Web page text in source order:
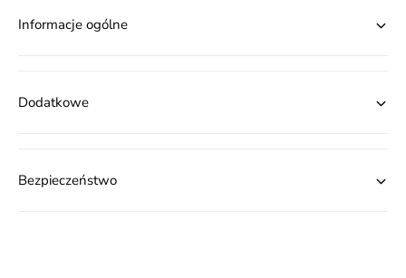
Informacje ogólne
Dodatkowe
Bezpieczeństwo